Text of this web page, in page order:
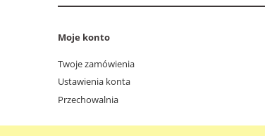
Moje konto
Twoje zamówienia
Ustawienia konta
Przechowalnia